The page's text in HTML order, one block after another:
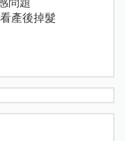
問題
產後掉髮